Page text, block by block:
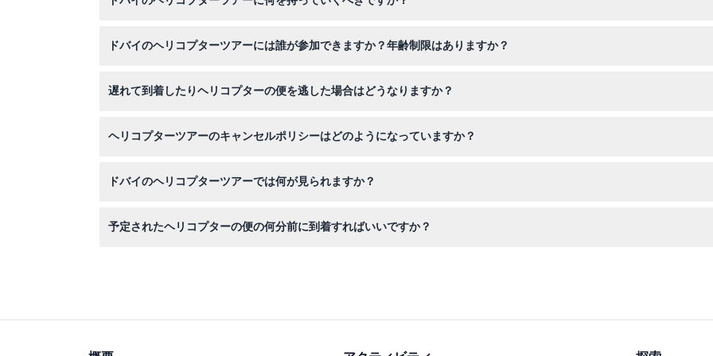
ドバイのヘリコプターツアーには誰が参加できますか？年齢制限はありますか？
遅れて到着したりヘリコプターの便を逃した場合はどうなりますか？
ヘリコプターツアーのキャンセルポリシーはどのようになっていますか？
ドバイのヘリコプターツアーでは何が見られますか？
しいスカイラインをご覧いただけます。
予定されたヘリコプターの便の何分前に到着すればいいですか？